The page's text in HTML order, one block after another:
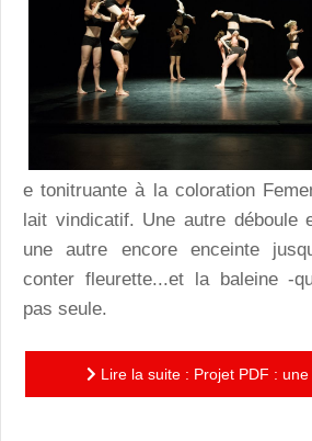
e tonitruante à la coloration
lait vindicatif. Une autre déboule
une autre encore enceinte
conter fleurette...et la baleine -
pas seule.
Lire la suite : Projet PDF :